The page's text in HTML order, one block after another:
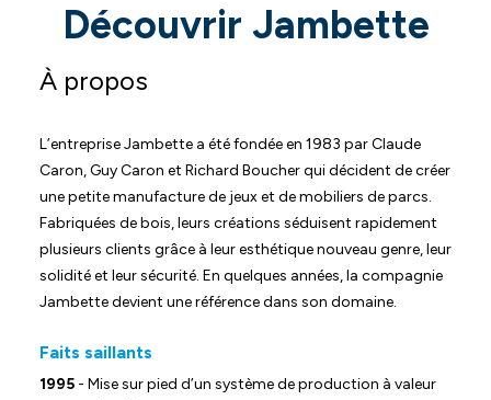
Découvrir Jambette
À propos
L’entreprise Jambette a été fondée en 1983 par Claude
Caron, Guy Caron et Richard Boucher qui décident de créer
une petite manufacture de jeux et de mobiliers de parcs.
Fabriquées de bois, leurs créations séduisent rapidement
plusieurs clients grâce à leur esthétique nouveau genre, leur
solidité et leur sécurité. En quelques années, la compagnie
Jambette devient une référence dans son domaine.
Faits saillants
1995 - Mise sur pied d’un système de production à valeur